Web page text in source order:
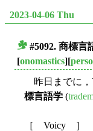
2023-04-06 Thu
#5092. 商標言
[onomastics][
昨日までに，
標言語学 (
［ Voicy ］